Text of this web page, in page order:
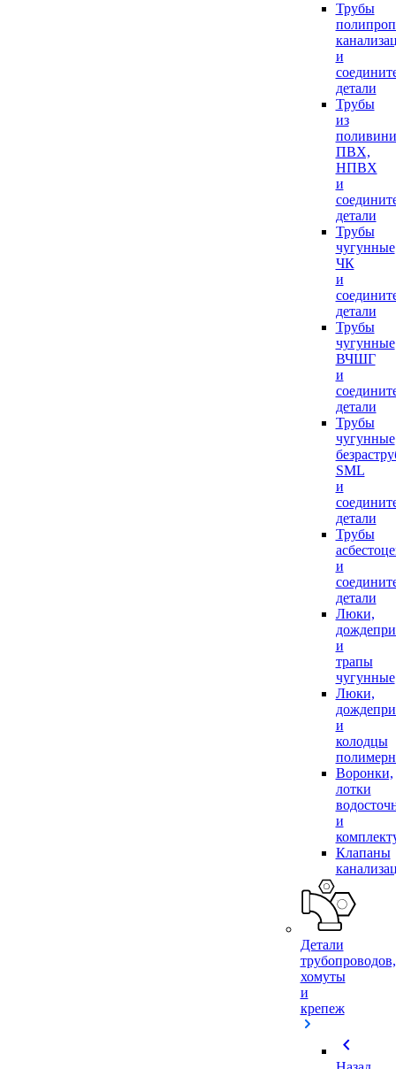
Трубы
и
детали
Трубы
из
ПВХ,
НПВХ
и
детали
Трубы
чугунные
ЧК
и
детали
Трубы
чугунные
ВЧШГ
и
детали
Трубы
чугунные
SML
и
детали
Трубы
и
детали
Люки,
и
трапы
чугунные
Люки,
и
колодцы
Воронки,
лотки
и
Клапаны
Детали
трубопроводов,
хомуты
и
крепеж
chevron_left